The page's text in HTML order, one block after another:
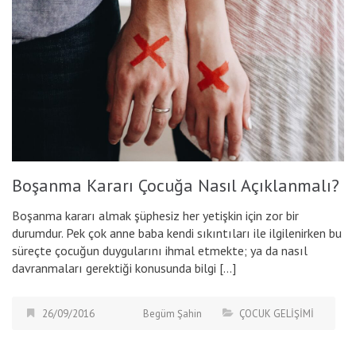
Boşanma Kararı Çocuğa Nasıl Açıklanmalı?
Boşanma kararı almak şüphesiz her yetişkin için zor bir
durumdur. Pek çok anne baba kendi sıkıntıları ile ilgilenirken bu
süreçte çocuğun duygularını ihmal etmekte; ya da nasıl
davranmaları gerektiği konusunda bilgi […]
26/09/2016 Begüm Şahin ÇOCUK GELİŞİMİ